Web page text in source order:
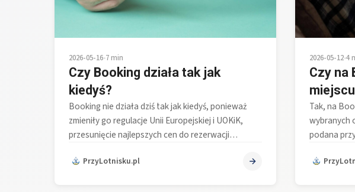
2026-05-16•7 min
Czy Booking działa tak jak
kiedyś?
Booking nie działa dziś tak jak kiedyś, ponieważ
zmieniły go regulacje Unii Europejskiej i UOKiK,
przesunięcie najlepszych cen do rezerwacji…
PrzyLotnisku.pl
2026-05-12•4
Czy na
Tak, na
wybranych
podana